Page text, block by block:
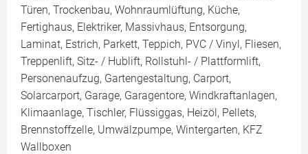
Türen, Trockenbau, Wohnraumlüftung, Küche,
Fertighaus, Elektriker, Massivhaus, Entsorgung,
Laminat, Estrich, Parkett, Teppich, PVC / Vinyl, Fliesen,
Treppenlift, Sitz- / Hublift, Rollstuhl- / Plattformlift,
Personenaufzug, Gartengestaltung, Carport,
Solarcarport, Garage, Garagentore, Windkraftanlagen,
Klimaanlage, Tischler, Flüssiggas, Heizöl, Pellets,
Brennstoffzelle, Umwälzpumpe, Wintergarten, KFZ
Wallboxen